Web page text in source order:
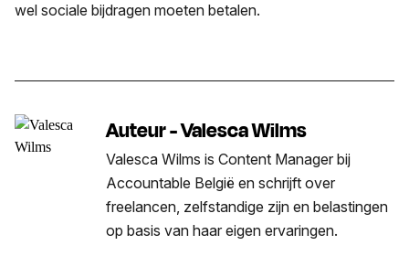
wel sociale bijdragen moeten betalen.
Auteur - Valesca Wilms
Valesca Wilms is Content Manager bij
Accountable België en schrijft over
freelancen, zelfstandige zijn en belastingen
op basis van haar eigen ervaringen.